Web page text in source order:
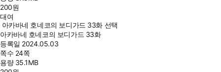
200원
대여
아카바네 호네코의 보디가드 33화 선택
아카바네 호네코의 보디가드 33화
등록일 2024.05.03
쪽수 24쪽
용량 35.1MB